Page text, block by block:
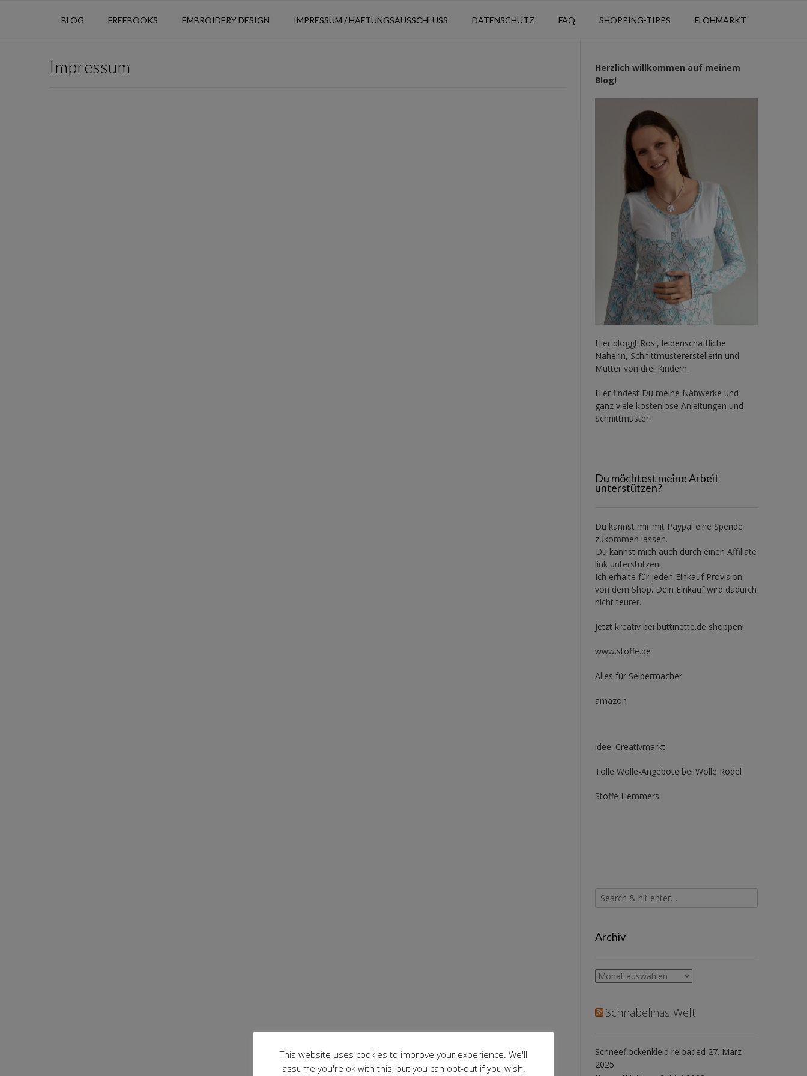
BLOG FREEBOOKS EMBROIDERY DESIGN IMPRESSUM / HAFTUNGSAUSSCHLUSS DATENSCHUTZ FAQ SHOPPING-TIPPS FLOHMARKT
Impressum
Herzlich willkommen auf meinem
Blog!
Hier bloggt Rosi, leidenschaftliche
Näherin, Schnittmustererstellerin und
Mutter von drei Kindern.
Hier findest Du meine Nähwerke und
ganz viele kostenlose Anleitungen und
Schnittmuster.
Du möchtest meine Arbeit
unterstützen?
Du kannst mir mit Paypal eine Spende
zukommen lassen.
Du kannst mich auch durch einen Affiliate
link unterstützen.
Ich erhalte für jeden Einkauf Provision
von dem Shop. Dein Einkauf wird dadurch
nicht teurer.
Jetzt kreativ bei buttinette.de shoppen!
www.stoffe.de
Alles für Selbermacher
amazon
idee. Creativmarkt
Tolle Wolle-Angebote bei Wolle Rödel
Stoffe Hemmers
Archiv
Archiv
Schnabelinas Welt
Schneeflockenkleid reloaded 27. März
2025
This website uses cookies to improve your experience. We'll
assume you're ok with this, but you can opt-out if you wish.